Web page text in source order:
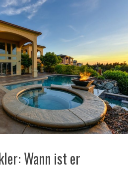
Wann ist er